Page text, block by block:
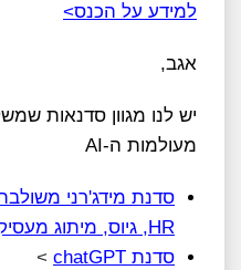
למידע על הכנס>
אגב,
יש לנו מגוון סדנאות
מעולמות ה-AI
סדנת מידג'רני
HR, גיוס, מיתוג מעסיק
סדנת chatGPT
>